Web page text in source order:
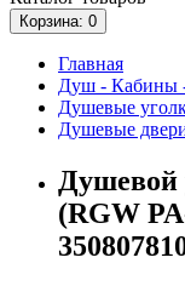
Корзина: 0
Главная
Душ - Кабины
Душевые
Душевые
Душевой
(RGW